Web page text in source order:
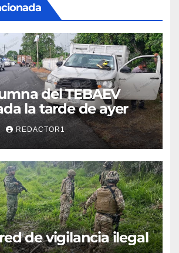
del TEBAEV
la tarde de ayer
REDACTOR1
de vigilancia ilegal